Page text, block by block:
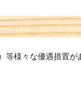
様々な優遇措置が